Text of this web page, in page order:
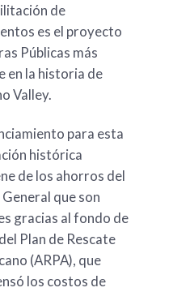
de
es el proyecto
Públicas más
en la historia de
Valley.
para esta
histórica
de los ahorros del
que son
gracias al fondo de
Plan de Rescate
(ARPA), que
los costos de